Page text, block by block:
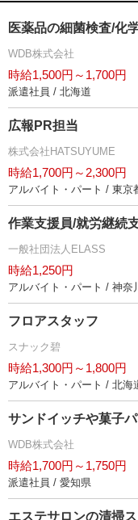
医薬品の細菌検査/化
WDB株式会社
時給1,500円～1,700円
派遣社員 / 北海道
広報PR担当
株式会社HATSUYUME
時給1,700円～2,300円
アルバイト・パート / 東京
作業支援員/就労継続
一般社団法人ELASS
時給1,250円
アルバイト・パート / 神奈
フロアスタッフ
スナック碧
時給1,300円～1,800円
アルバイト・パート / 北海
サンドイッチや菓子
WDB株式会社
時給1,700円～1,750円
派遣社員 / 愛知県
エステサロンの清掃